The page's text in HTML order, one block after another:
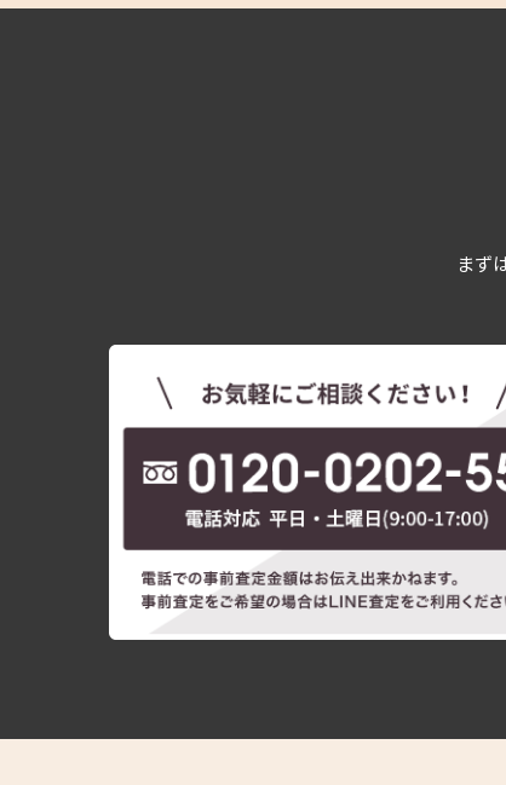
まず